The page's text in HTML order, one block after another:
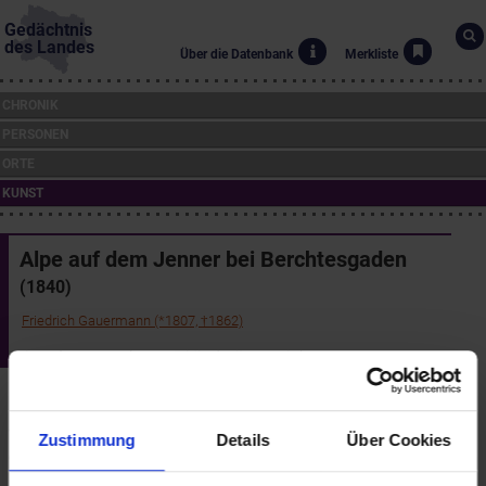
Zustimmung Details Über Cookies
Gedächtnis
des Landes
Über die Datenbank Merkliste
KUNST
Alpe auf dem Jenner bei Berchtesgaden
(1840)
Friedrich Gauermann (*1807, †1862)
Landessammlungen Niederösterreich
Nach einem längeren Aufenthalt in München kam Friedrich
Gauermann im Juli 1840 mit Josef Höger nach Berchtesgaden.
Wieder einmal hatte er es - wie seinen Briefen an Fink zu
ging, nützte er jede Möglichkeit zu Naturstudien: "Heute kam ich